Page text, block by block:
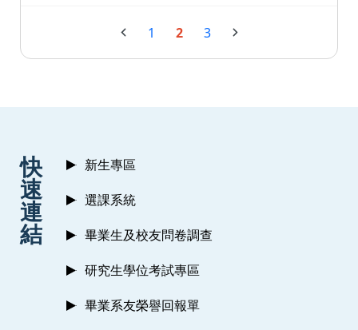
1 2 3
快
速
連
結
新生專區
選課系統
畢業生及校友問卷調查
研究生學位考試專區
畢業系友榮譽回報單